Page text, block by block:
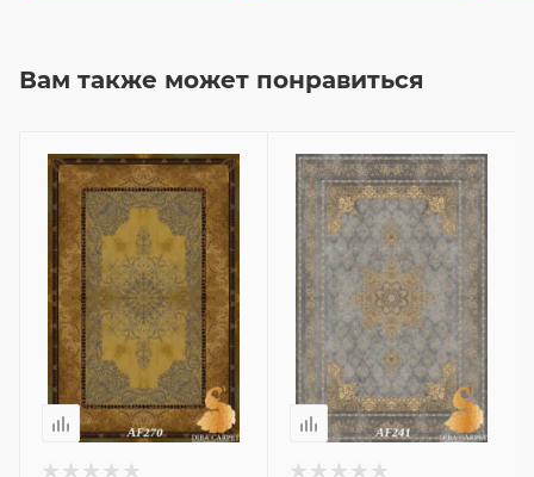
Вам также может понравиться